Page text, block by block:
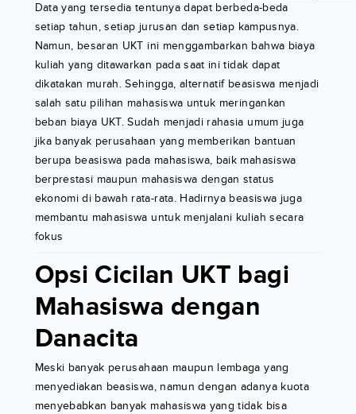
Data yang tersedia tentunya dapat berbeda-beda
setiap tahun, setiap jurusan dan setiap kampusnya.
Namun, besaran UKT ini menggambarkan bahwa biaya
kuliah yang ditawarkan pada saat ini tidak dapat
dikatakan murah. Sehingga, alternatif beasiswa menjadi
salah satu pilihan mahasiswa untuk meringankan
beban biaya UKT. Sudah menjadi rahasia umum juga
jika banyak perusahaan yang memberikan bantuan
berupa beasiswa pada mahasiswa, baik mahasiswa
berprestasi maupun mahasiswa dengan status
ekonomi di bawah rata-rata. Hadirnya beasiswa juga
membantu mahasiswa untuk menjalani kuliah secara
fokus
Opsi Cicilan UKT bagi
Mahasiswa dengan
Danacita
Meski banyak perusahaan maupun lembaga yang
menyediakan beasiswa, namun dengan adanya kuota
menyebabkan banyak mahasiswa yang tidak bisa